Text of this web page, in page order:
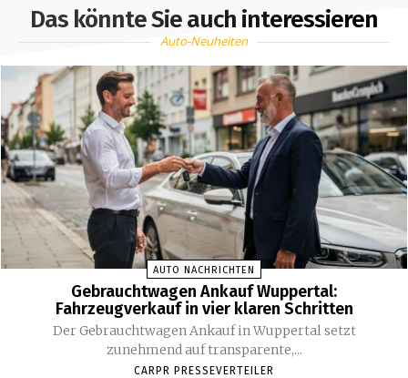
Das könnte Sie auch interessieren
Auto-Neuheiten
AUTO NACHRICHTEN
Gebrauchtwagen Ankauf Wuppertal:
Fahrzeugverkauf in vier klaren Schritten
Der Gebrauchtwagen Ankauf in Wuppertal setzt
zunehmend auf transparente,...
CARPR PRESSEVERTEILER